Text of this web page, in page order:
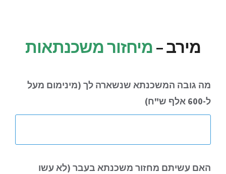
מירב –מיחזור משכנתאות
מה גובה המשכנתא שנשארה לך (מינימום מעל
ל-600 אלף ש"ח)
האם עשיתם מחזור משכנתא בעבר (לא עשו